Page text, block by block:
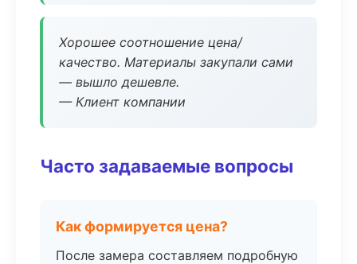
Хорошее соотношение цена/
качество. Материалы закупали сами
— вышло дешевле.
— Клиент компании
Часто задаваемые вопросы
Как формируется цена?
После замера составляем подробную